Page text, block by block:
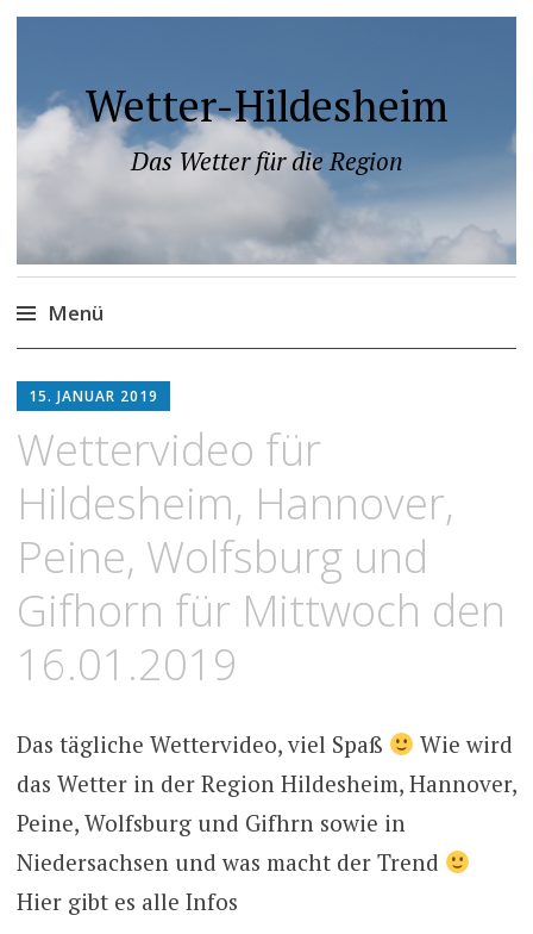
Wetter-Hildesheim
Das Wetter für die Region
Menü
Inhalt
15. JANUAR 2019
video
Wettervideo für
Hildesheim, Hannover,
Peine, Wolfsburg und
Gifhorn für Mittwoch den
16.01.2019
Das tägliche Wettervideo, viel Spaß
Wie wird
das Wetter in der Region Hildesheim, Hannover,
Peine, Wolfsburg und Gifhrn sowie in
Niedersachsen und was macht der Trend
Hier gibt es alle Infos